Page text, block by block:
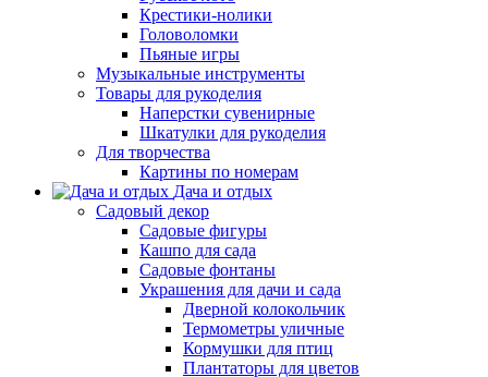
Крестики-нолики
Головоломки
Пьяные игры
Музыкальные инструменты
Товары для рукоделия
Наперстки сувенирные
Шкатулки для рукоделия
Для творчества
Картины по номерам
Дача и отдых
Садовый декор
Садовые фигуры
Кашпо для сада
Садовые фонтаны
Украшения для дачи и сада
Дверной колокольчик
Термометры уличные
Кормушки для птиц
Плантаторы для цветов